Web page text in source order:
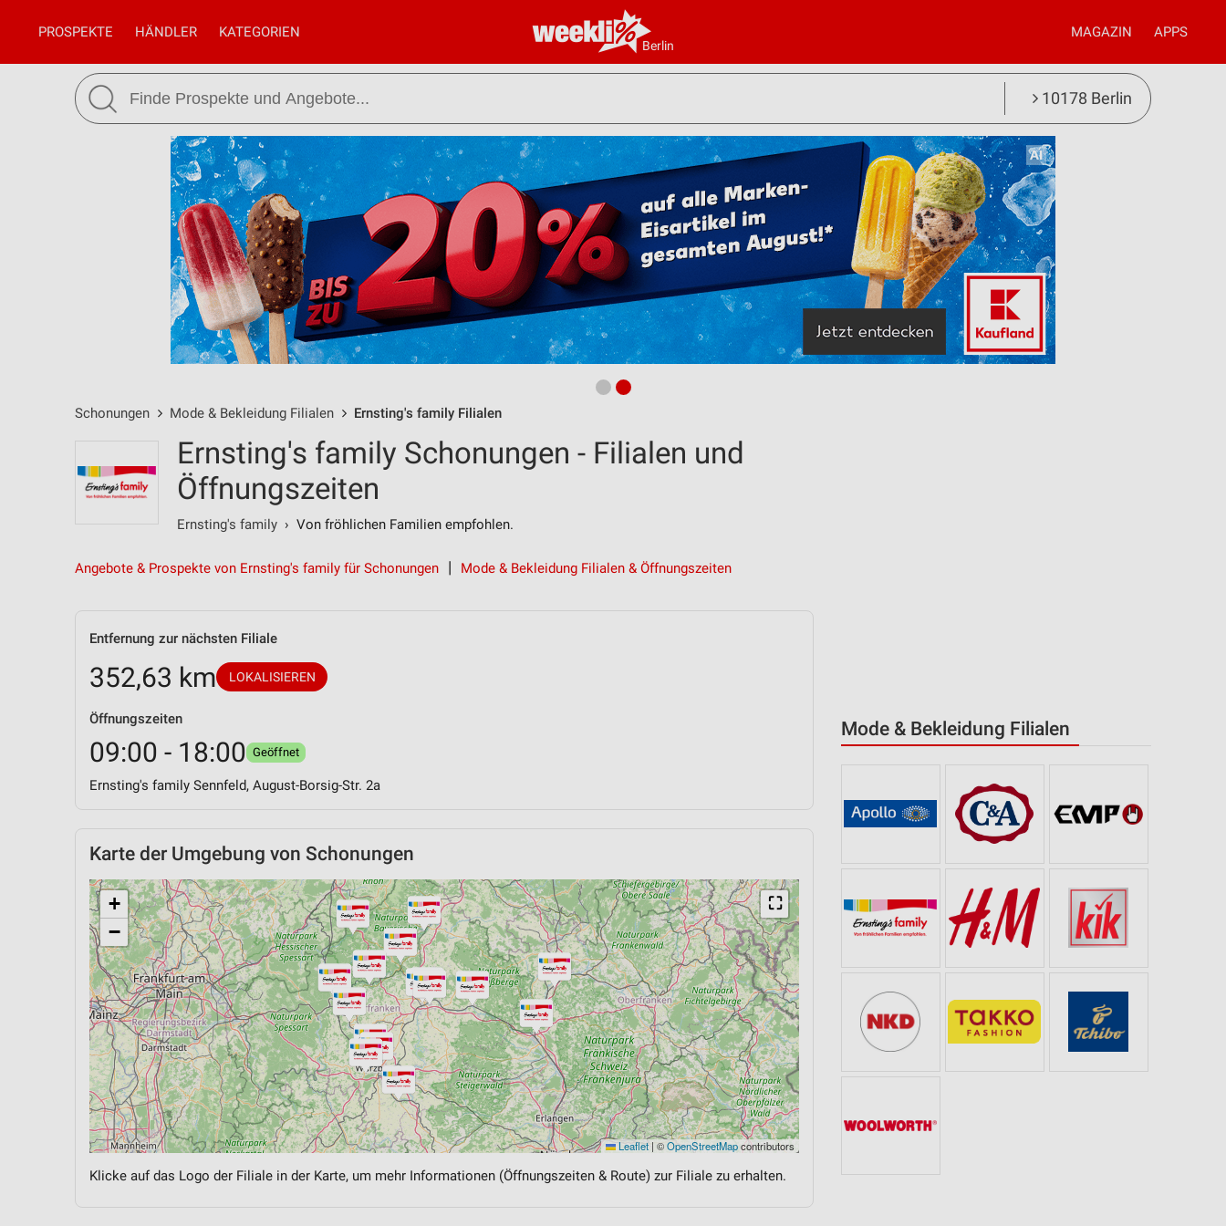
Berlin
PROSPEKTE HÄNDLER KATEGORIEN MAGAZIN APPS
10178 Berlin
Schonungen Mode & Bekleidung Filialen Ernsting's family Filialen
Mode & Bekleidung Filialen
Ernsting's family Schonungen - Filialen und
Öffnungszeiten
Ernsting's family › Von fröhlichen Familien empfohlen.
Angebote & Prospekte von Ernsting's family für Schonungen Mode & Bekleidung Filialen & Öffnungszeiten
Entfernung zur nächsten Filiale
352,63 km LOKALISIEREN
Öffnungszeiten
09:00 - 18:00 Geöffnet
Ernsting's family Sennfeld, August-Borsig-Str. 2a
Karte der Umgebung von Schonungen
⛶
+
−
Leaflet | ©OpenStreetMapcontributors
Klicke auf das Logo der Filiale in der Karte, um mehr Informationen (Öffnungszeiten & Route) zur Filiale zu erhalten.